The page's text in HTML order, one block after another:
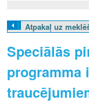
L
V
Atpakaļ uz
Speciālās
programma